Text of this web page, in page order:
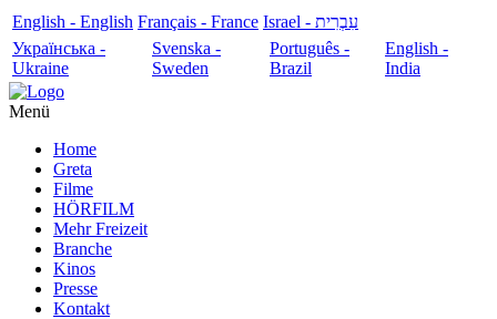
English - English Français - France
עִבְרִית - Israel
Українська -
Ukraine
Svenska -
Sweden
Português -
Brazil
English -
India
Menü
Home
Greta
Filme
HÖRFILM
Mehr Freizeit
Branche
Kinos
Presse
Kontakt